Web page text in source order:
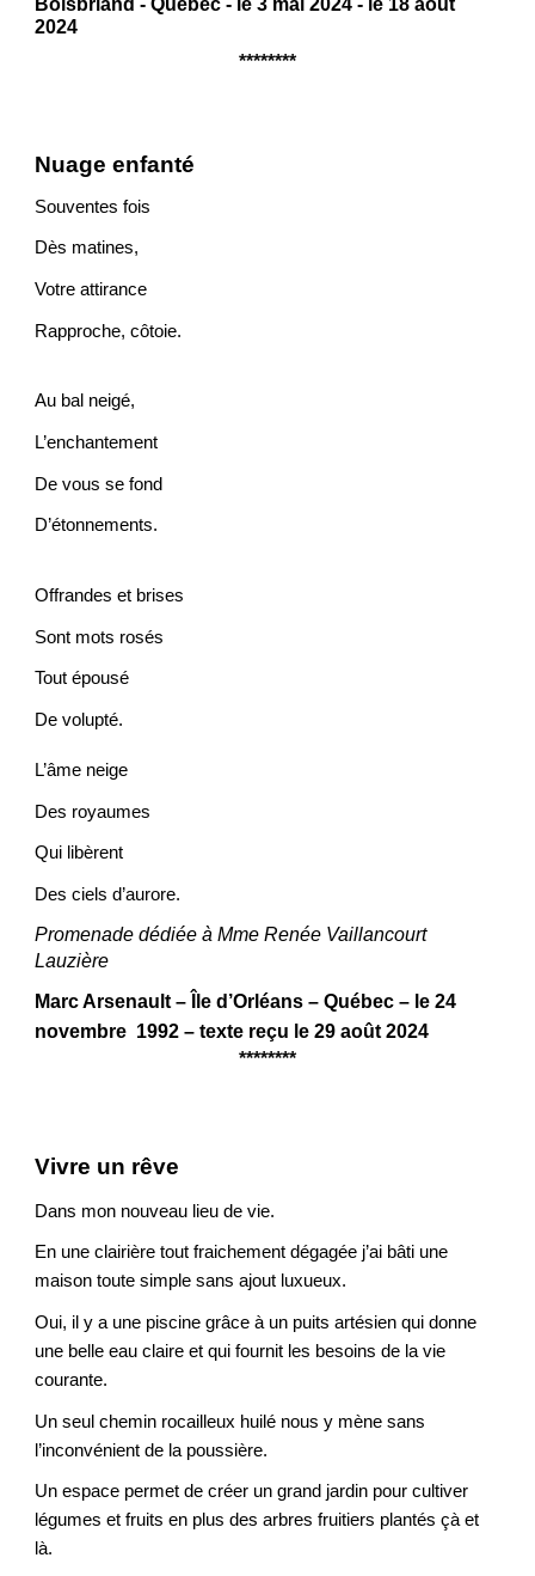
2024
********
Nuage enfanté
Souventes fois
Dès matines,
Votre attirance
Rapproche, côtoie.
Au bal neigé,
L’enchantement
De vous se fond
D’étonnements.
Offrandes et brises
Sont mots rosés
Tout épousé
De volupté.
L’âme neige
Des royaumes
Qui libèrent
Des ciels d’aurore.
Promenade dédiée à Mme Renée Vaillancourt
Lauzière
Marc Arsenault – Île d’Orléans – Québec – le 24
novembre 1992 – texte reçu le 29 août 2024
********
Vivre un rêve
Dans mon nouveau lieu de vie.
En une clairière tout fraichement dégagée j’ai bâti une
maison toute simple sans ajout luxueux.
Oui, il y a une piscine grâce à un puits artésien qui donne
une belle eau claire et qui fournit les besoins de la vie
courante.
Un seul chemin rocailleux huilé nous y mène sans
l’inconvénient de la poussière.
Un espace permet de créer un grand jardin pour cultiver
légumes et fruits en plus des arbres fruitiers plantés çà et
là.